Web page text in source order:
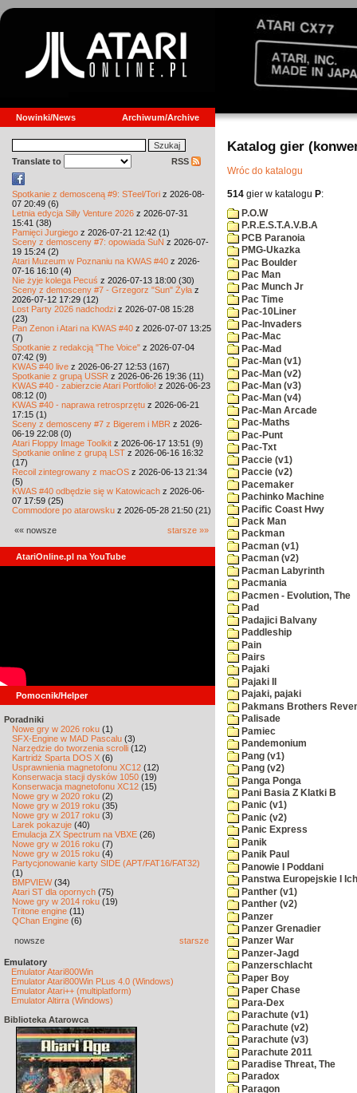
Nowinki/News Archiwum/Archive
Translate to RSS
Spotkanie z demosceną #9: STeel/Tori z 2026-08-
07 20:49 (6)
Letnia edycja Silly Venture 2026 z 2026-07-31
15:41 (38)
Pamięci Jurgiego z 2026-07-21 12:42 (1)
Sceny z demosceny #7: opowiada SuN z 2026-07-
19 15:24 (2)
Atari Muzeum w Poznaniu na KWAS #40 z 2026-
07-16 16:10 (4)
Nie żyje kolega Pecuś z 2026-07-13 18:00 (30)
Sceny z demosceny #7 - Grzegorz "Sun" Żyła z
2026-07-12 17:29 (12)
Lost Party 2026 nadchodzi z 2026-07-08 15:28
(23)
Pan Zenon i Atari na KWAS #40 z 2026-07-07 13:25
(7)
Spotkanie z redakcją "The Voice" z 2026-07-04
07:42 (9)
KWAS #40 live z 2026-06-27 12:53 (167)
Spotkanie z grupą USSR z 2026-06-26 19:36 (11)
KWAS #40 - zabierzcie Atari Portfolio! z 2026-06-23
08:12 (0)
KWAS #40 - naprawa retrosprzętu z 2026-06-21
17:15 (1)
Sceny z demosceny #7 z Bigerem i MBR z 2026-
06-19 22:08 (0)
Atari Floppy Image Toolkit z 2026-06-17 13:51 (9)
Spotkanie online z grupą LST z 2026-06-16 16:32
(17)
Recoil zintegrowany z macOS z 2026-06-13 21:34
(5)
KWAS #40 odbędzie się w Katowicach z 2026-06-
07 17:59 (25)
Commodore po atarowsku z 2026-05-28 21:50 (21)
«« nowsze starsze »»
AtariOnline.pl na YouTube
Pomocnik/Helper
Poradniki
Nowe gry w 2026 roku (1)
SFX-Engine w MAD Pascalu (3)
Narzędzie do tworzenia scrolli (12)
Kartridż Sparta DOS X (6)
Usprawnienia magnetofonu XC12 (12)
Konserwacja stacji dysków 1050 (19)
Konserwacja magnetofonu XC12 (15)
Nowe gry w 2020 roku (2)
Nowe gry w 2019 roku (35)
Nowe gry w 2017 roku (3)
Larek pokazuje (40)
Emulacja ZX Spectrum na VBXE (26)
Nowe gry w 2016 roku (7)
Nowe gry w 2015 roku (4)
Partycjonowanie karty SIDE (APT/FAT16/FAT32)
(1)
BMPVIEW(34)
Atari ST dla opornych (75)
Nowe gry w 2014 roku (19)
Tritone engine (11)
QChan Engine (6)
nowsze starsze
Emulatory
Emulator Atari800Win
Emulator Atari800Win PLus 4.0 (Windows)
Emulator Atari++ (multiplatform)
Emulator Altirra (Windows)
Biblioteka Atarowca
Katalog gier
Wróc do katalogu
514 gier w katalogu P:
P.O.W
P.R.E.S.T.A.V.B.A
PCB Paranoia
PMG-Ukazka
Pac Boulder
Pac Man
Pac Munch Jr
Pac Time
Pac-10Liner
Pac-Invaders
Pac-Mac
Pac-Mad
Pac-Man (v1)
Pac-Man (v2)
Pac-Man (v3)
Pac-Man (v4)
Pac-Man Arcade
Pac-Maths
Pac-Punt
Pac-Txt
Paccie (v1)
Paccie (v2)
Pacemaker
Pachinko Machine
Pacific Coast Hwy
Pack Man
Packman
Pacman (v1)
Pacman (v2)
Pacman Labyrinth
Pacmania
Pacmen - Evolution, The
Pad
Padajici Balvany
Paddleship
Pain
Pairs
Pajaki
Pajaki II
Pajaki, pajaki
Pakmans Brothers
Palisade
Pamiec
Pandemonium
Pang (v1)
Pang (v2)
Panga Ponga
Pani Basia Z Klatki B
Panic (v1)
Panic (v2)
Panic Express
Panik
Panik Paul
Panowie I Poddani
Panstwa Europejskie I
Panther (v1)
Panther (v2)
Panzer
Panzer Grenadier
Panzer War
Panzer-Jagd
Panzerschlacht
Paper Boy
Paper Chase
Para-Dex
Parachute (v1)
Parachute (v2)
Parachute (v3)
Parachute 2011
Paradise Threat, The
Paradox
Paragon